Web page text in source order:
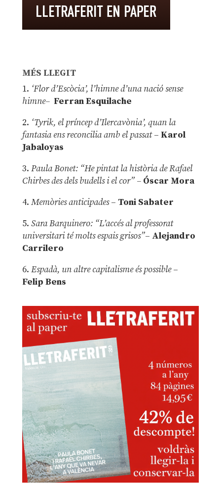
MÉS LLEGIT
1. ‘Flor d’Escòcia’, l’himne d’una nació sense
himne– Ferran Esquilache
2. ‘Tyrik, el príncep d’Ilercavònia’, quan la
fantasia ens reconcilia amb el passat– Karol
Jabaloyas
3. Paula Bonet: “He pintat la història de Rafael
Chirbes des dels budells i el cor” –Óscar Mora
4. Memòries anticipades– Toni Sabater
5. Sara Barquinero: “L’accés al professorat
universitari té molts espais grisos”– Alejandro
Carrilero
6. Espadà, un altre capitalisme és possible –
Felip Bens